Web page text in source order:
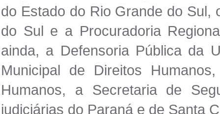
do Estado do Rio Grande do Sul,
do Sul e a Procuradoria
ainda, a Defensoria Pública da
Municipal de Direitos
Humanos, a Secretaria de
judiciárias do Paraná e de Santa